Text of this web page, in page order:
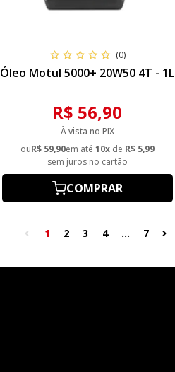
(0)
Óleo Motul 5000+ 20W50 4T - 1L
R$ 56,90
À vista no PIX
ouR$ 59,90em até 10xde R$ 5,99
sem juros no cartão
COMPRAR
1 2 3 4 ... 7